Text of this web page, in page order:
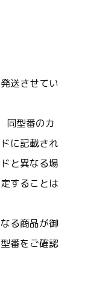
送させてい
同型番のカ
に記載され
と異なる場
することは
る商品が御
番をご確認